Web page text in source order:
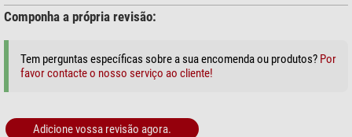
Componha a própria revisão:
Tem perguntas específicas sobre a sua encomenda ou produtos? Por
favor contacte o nosso serviço ao cliente!
Adicione vossa revisão agora.